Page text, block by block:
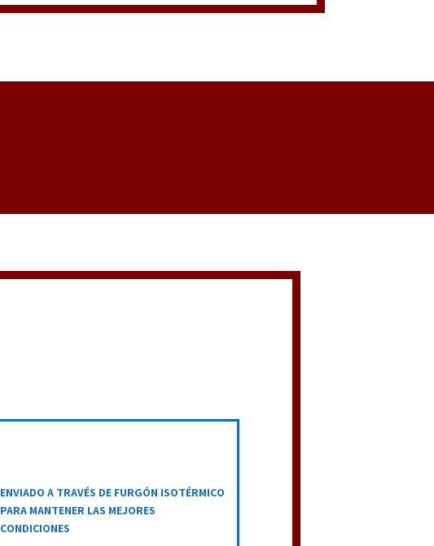
ENVIADO A TRAVÉS DE FURGÓN ISOTÉRMICO
PARA MANTENER LAS MEJORES
CONDICIONES